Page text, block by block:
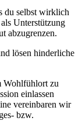
du selbst wirklich
Unterstützung
abzugrenzen.
lösen hinderliche
Wohlfühlort zu
einlassen
vereinbaren wir
bzw.